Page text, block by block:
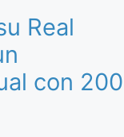
Real
con 200